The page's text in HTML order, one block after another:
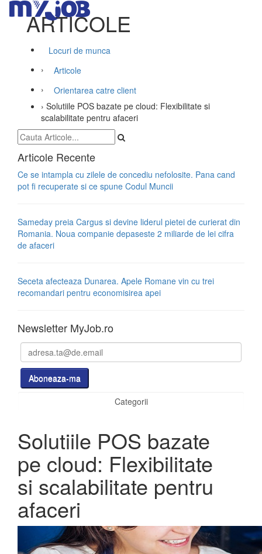
ARTICOLE
Locuri de munca
›
Articole
›
Orientarea catre client
› Solutiile POS bazate pe cloud: Flexibilitate si
scalabilitate pentru afaceri
Articole Recente
Ce se intampla cu zilele de concediu nefolosite. Pana cand
pot fi recuperate si ce spune Codul Muncii
Sameday preia Cargus si devine liderul pietei de curierat din
Romania. Noua companie depaseste 2 miliarde de lei cifra
de afaceri
Seceta afecteaza Dunarea. Apele Romane vin cu trei
recomandari pentru economisirea apei
Newsletter MyJob.ro
Categorii
Solutiile POS bazate
pe cloud: Flexibilitate
si scalabilitate pentru
afaceri